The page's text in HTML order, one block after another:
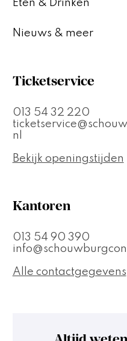
Eten & Drinken
Nieuws & meer
Ticketservice
013 54 32 220
nl
Bekijk openingstijden
Kantoren
013 54 90 390
Alle contactgegevens